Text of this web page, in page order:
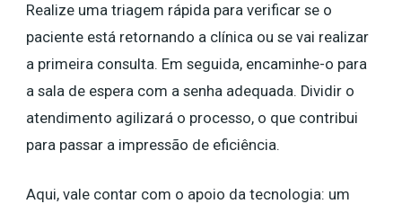
Realize uma triagem rápida para verificar se o
paciente está retornando a clínica ou se vai realizar
a primeira consulta. Em seguida, encaminhe-o para
a sala de espera com a senha adequada. Dividir o
atendimento agilizará o processo, o que contribui
para passar a impressão de eficiência.
Aqui, vale contar com o apoio da tecnologia: um